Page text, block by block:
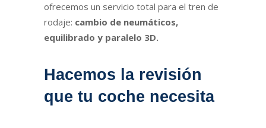
ofrecemos un servicio total para el tren de
rodaje: cambio de neumáticos,
equilibrado y paralelo 3D.
Hacemos la revisión
que tu coche necesita